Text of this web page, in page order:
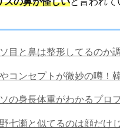
目と鼻は整形してるのか
コンセプトが微妙の噂！
の身長体重がわかるプロ
七瀬と似てるのは顔だけ